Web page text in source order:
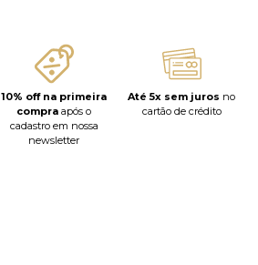
10% off na primeira
compra após o
cadastro em nossa
newsletter
Até 5x sem juros no
cartão de crédito